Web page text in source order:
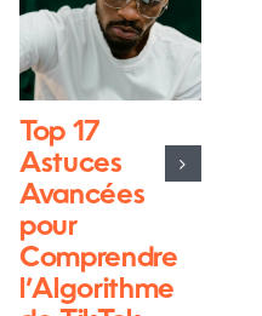
Top 17
Astuces
Avancées
pour
Comprendre
l’Algorithme